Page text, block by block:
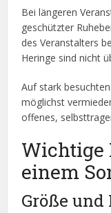
Bei längeren
geschützter
des Veranstalters
Heringe sind nicht
Auf stark
möglichst
offenes,
einem
Größe